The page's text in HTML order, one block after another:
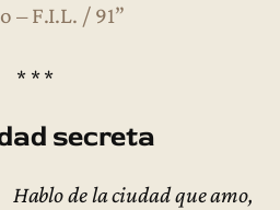
– F.I.L. / 91”
* * *
secreta
Hablo de la ciudad que amo,